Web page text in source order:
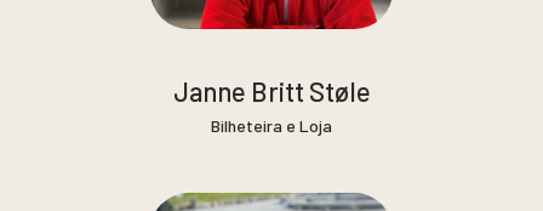
Janne Britt Støle
Bilheteira e Loja